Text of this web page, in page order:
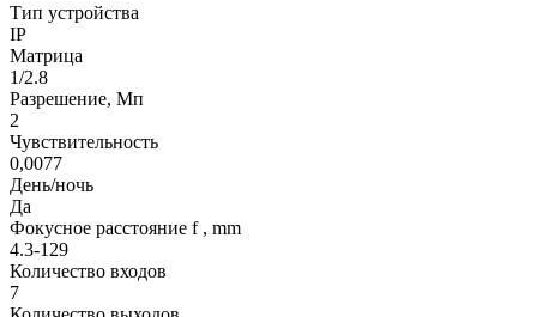
Тип устройства
IP
Матрица
1/2.8
Разрешение, Мп
2
Чувствительность
0,0077
День/ночь
Да
Фокусное расстояние f , mm
4.3-129
Количество входов
7